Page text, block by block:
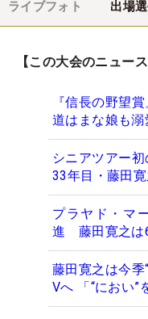
ライブフォト 出場
【この大会のニュース
『信長の野望
道はまな娘も溺
シニアツアー
33年目・藤田
プラヤド・マ
進 藤田寛之は
藤田寛之は今季
Vへ 「“におい”